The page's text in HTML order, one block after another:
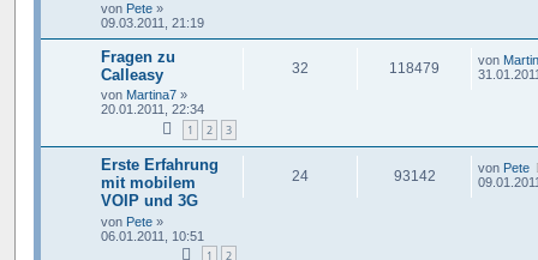
von Pete »
09.03.2011, 21:19
Fragen zu
Calleasy
von Martina7 »
20.01.2011, 22:34
1 2 3
32 118479 von
Erste Erfahrung
mit mobilem
VOIP und 3G
von Pete »
06.01.2011, 10:51
1 2
24 93142 von Pete